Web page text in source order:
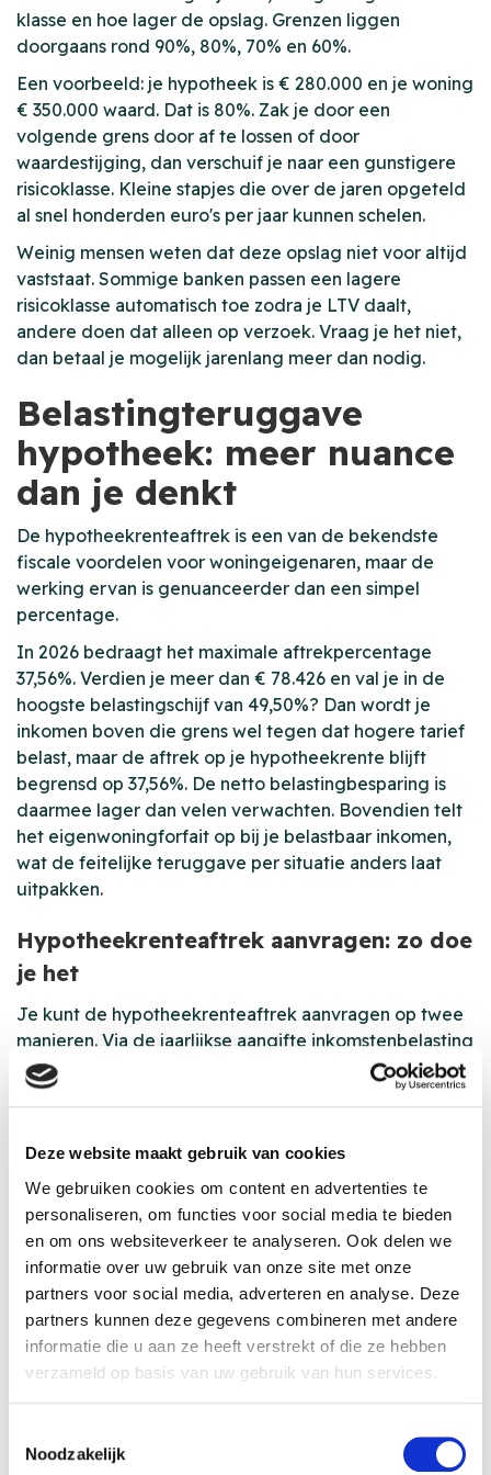
Deze website maakt gebruik van cookies
We gebruiken cookies om content en advertenties te
personaliseren, om functies voor social media te bieden
en om ons websiteverkeer te analyseren. Ook delen we
informatie over uw gebruik van onze site met onze
partners voor social media, adverteren en analyse. Deze
partners kunnen deze gegevens combineren met andere
informatie die u aan ze heeft verstrekt of die ze hebben
verzameld op basis van uw gebruik van hun services.
Noodzakelijk
klasse en hoe lager de opslag. Grenzen liggen
doorgaans rond 90%, 80%, 70% en 60%.
Een voorbeeld: je hypotheek is € 280.000 en je woning
€ 350.000 waard. Dat is 80%. Zak je door een
volgende grens door af te lossen of door
waardestijging, dan verschuif je naar een gunstigere
risicoklasse. Kleine stapjes die over de jaren opgeteld
al snel honderden euro's per jaar kunnen schelen.
Weinig mensen weten dat deze opslag niet voor altijd
vaststaat. Sommige banken passen een lagere
risicoklasse automatisch toe zodra je LTV daalt,
andere doen dat alleen op verzoek. Vraag je het niet,
dan betaal je mogelijk jarenlang meer dan nodig.
Belastingteruggave
hypotheek: meer nuance
dan je denkt
De hypotheekrenteaftrek is een van de bekendste
fiscale voordelen voor woningeigenaren, maar de
werking ervan is genuanceerder dan een simpel
percentage.
In 2026 bedraagt het maximale aftrekpercentage
37,56%. Verdien je meer dan € 78.426 en val je in de
hoogste belastingschijf van 49,50%? Dan wordt je
inkomen boven die grens wel tegen dat hogere tarief
belast, maar de aftrek op je hypotheekrente blijft
begrensd op 37,56%. De netto belastingbesparing is
daarmee lager dan velen verwachten. Bovendien telt
het eigenwoningforfait op bij je belastbaar inkomen,
wat de feitelijke teruggave per situatie anders laat
uitpakken.
Hypotheekrenteaftrek aanvragen: zo doe
je het
Je kunt de hypotheekrenteaftrek aanvragen op twee
manieren. Via de jaarlijkse aangifte inkomstenbelasting
ontvang je het voordeel achteraf in één keer. Via een
maandelijkse voorlopige teruggave profiteer je direct
gedurende het jaar, pas de voorlopige aanslag dan
Belangrijk: de peildatum 2013. Hypotheken afgesloten
vanaf 1 januari 2013 geven alleen recht op renteaftrek
als je annuïtair of lineair aflost binnen 30 jaar.
Hypotheken van vóór 2013, ook de aflossingsvrije
vorm, vallen onder de oude regels en behouden hun
recht op aftrek.
Hypotheek boetevrij
aflossen: meer ruimte